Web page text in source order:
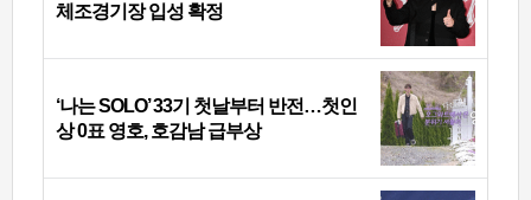
체조경기장 입성 확정
‘나는 SOLO’ 33기 첫날부터 반전…첫인
상 0표 영호, 호감남 급부상